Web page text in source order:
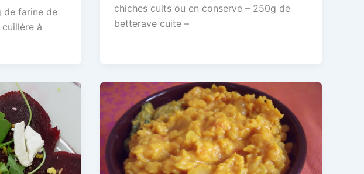
de farine de
cuillère à
chiches cuits ou en conserve – 250g de
betterave cuite –